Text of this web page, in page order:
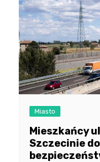
Miasto
Mieszkańcy
Szczecinie